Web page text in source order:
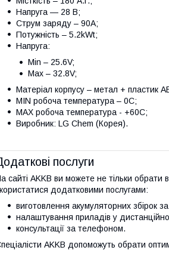
Напруга — 28 В;
Струм заряду – 90А;
Потужність – 5.2kWt;
Напруга:
Min – 25.6V;
Max – 32.8V;
Матеріал корпусу – метал + пластик
MIN робоча температура – 0С;
MAX робоча температура - +60С;
Виробник: LG Chem (Корея).
послуги
сайті AKKB ви можете не тільки обрати
додатковими послугами:
виготовлення акумуляторних збірок
налаштування приладів у
консультації за телефоном.
AKKB допоможуть обрати